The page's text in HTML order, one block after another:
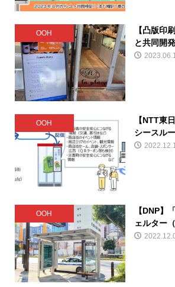
OOH
【凸版印
と共同開
OOH
【NTT東
シースル
OOH
【DNP】
ェルター